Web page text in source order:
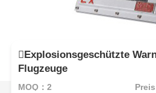
Explosionsgeschützte
Flugzeuge
MOQ：2